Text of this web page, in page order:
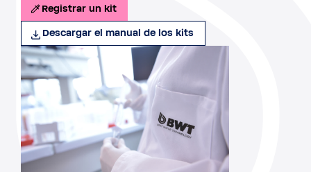
Registrar un kit
Descargar el manual de los kits